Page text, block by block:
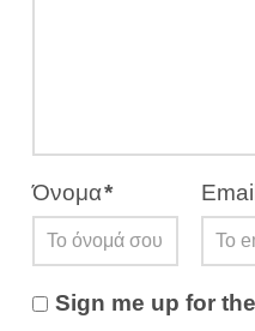
Όνομα*
Sign me up for